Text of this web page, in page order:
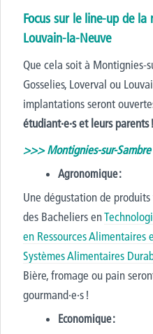
Focus sur le line-up de
Louvain-la-Neuve
Que cela soit à Montignies-
Gosselies, Loverval ou
implantations seront
étudiant·e·s et leurs parents !
>>> Montignies-sur-Sambre
Agronomique :
Une dégustationde
des Bacheliers en
en Ressources Alimentaires
Systèmes Alimentaires
Bière, fromage ou pain
gourmand·e·s !
Economique :